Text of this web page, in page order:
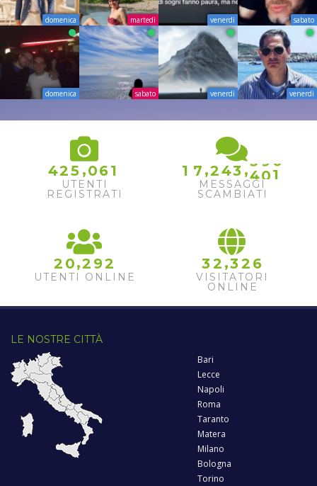
domenica martedì venerdì sabato
domenica sabato venerdì venerdì
425 ,061
UTENTI
REGISTRATI
1 7 ,243 ,40
8
1
2
MESSAGGI
SCAMBIATI
2 0,2 92
UTENTI ONLINE
32 ,32 6
VISITATORI
ONLINE
LE NOSTRE CITTÀ
Bari
Lecce
Napoli
Roma
Taranto
Matera
Milano
Bologna
Torino